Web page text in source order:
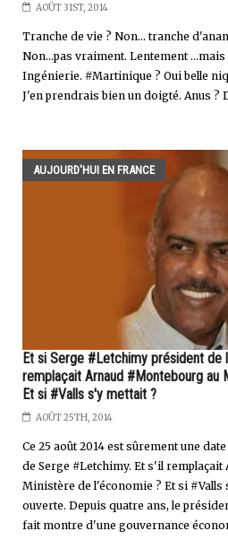
AOÛT 31ST, 2014
Tranche de vie ? Non... tranche
Non...pas vraiment. Lentement
Ingénierie. #Martinique ? Oui belle
J'en prendrais bien un doigté. Anus ?
AUJOURD'HUI EN FRANCE
Et si Serge #Letchimy président de
remplaçait Arnaud #Montebourg au
Et si #Valls s'y mettait ?
AOÛT 25TH, 2014
Ce 25 août 2014 est sûrement une
de Serge #Letchimy. Et s'il
Ministère de l'économie ? Et si
ouverte. Depuis quatre ans, le
fait montre d'une gouvernance